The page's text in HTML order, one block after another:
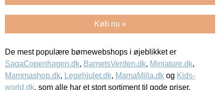
Køb nu »
De mest populære børnewebshops i øjeblikket er
SagaCopenhagen.dk, BarnetsVerden.dk, Miniature.dk,
Mammashop.dk, Legehjulet.dk, MamaMilla.dk og Kids-
world.dk, som alle har et stort sortiment til gode priser.